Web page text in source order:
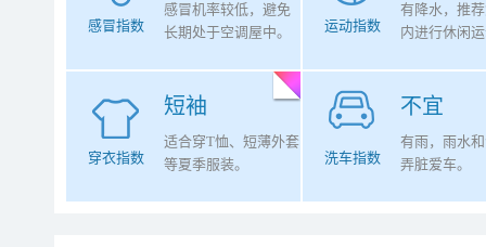
感冒指数
感冒机率较低，避免
长期处于空调屋中。
运动指数
有降水，推
内进行休闲
短袖
穿衣指数
适合穿T恤、短薄外套
等夏季服装。
不宜
洗车指数
有雨，雨水
弄脏爱车。